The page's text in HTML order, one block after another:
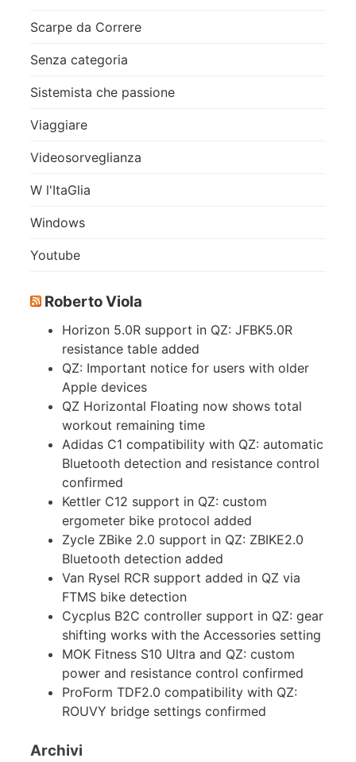
Scarpe da Correre
Senza categoria
Sistemista che passione
Viaggiare
Videosorveglianza
W l'ItaGlia
Windows
Youtube
Roberto Viola
Horizon 5.0R support in QZ: JFBK5.0R
resistance table added
QZ: Important notice for users with older
Apple devices
QZ Horizontal Floating now shows total
workout remaining time
Adidas C1 compatibility with QZ: automatic
Bluetooth detection and resistance control
confirmed
Kettler C12 support in QZ: custom
ergometer bike protocol added
Zycle ZBike 2.0 support in QZ: ZBIKE2.0
Bluetooth detection added
Van Rysel RCR support added in QZ via
FTMS bike detection
Cycplus B2C controller support in QZ: gear
shifting works with the Accessories setting
MOK Fitness S10 Ultra and QZ: custom
power and resistance control confirmed
ProForm TDF2.0 compatibility with QZ:
ROUVY bridge settings confirmed
Archivi